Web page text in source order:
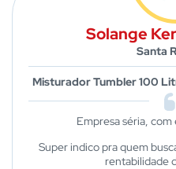
Solange
Santa
Misturador Tumbler 100
Empresa séria,
Super indico pra quem
rentabilidade